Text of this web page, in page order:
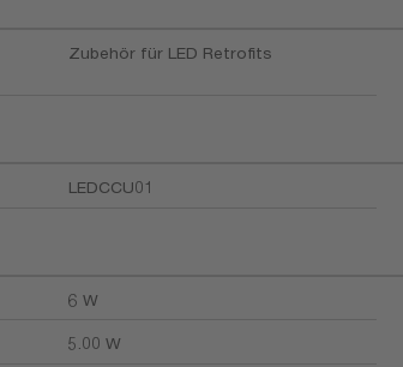
Zubehör für LED Retrofits
LEDCCU01
6 W
5.00 W